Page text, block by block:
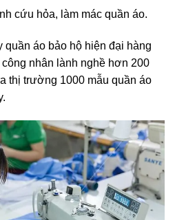
cứu hỏa, làm mác quần áo.
áo bảo hộ hiện đại hàng
nhân lành nghề hơn 200
thị trường 1000 mẫu quần áo